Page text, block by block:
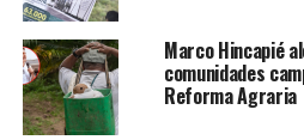
Marco Hincapié
comunidades
Reforma Agraria